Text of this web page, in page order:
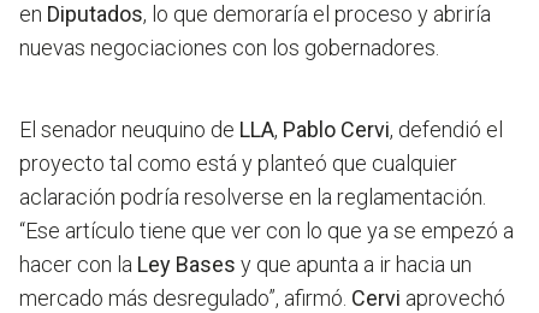
en Diputados, lo que demoraría el proceso y abriría
nuevas negociaciones con los gobernadores.
El senador neuquino de LLA, Pablo Cervi, defendió el
proyecto tal como está y planteó que cualquier
aclaración podría resolverse en la reglamentación.
“Ese artículo tiene que ver con lo que ya se empezó a
hacer con la Ley Bases y que apunta a ir hacia un
mercado más desregulado”, afirmó. Cervi aprovechó